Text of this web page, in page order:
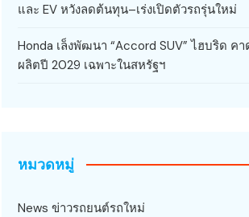
และ EV หวังลดต้นทุน–เร่งเปิดตัวรถรุ่นใหม่
Honda เล็งพัฒนา “Accord SUV” ไฮบริด คา
ผลิตปี 2029 เฉพาะในสหรัฐฯ
หมวดหมู่
News ข่าวรถยนต์รถใหม่